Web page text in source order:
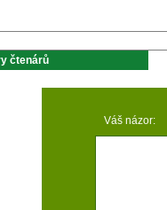
čtenárů
Váš názor: